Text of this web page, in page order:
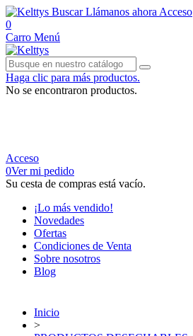
Buscar Llámanos ahora Acceso
0
Carro Menú
Haga clic para más productos.
No se encontraron productos.
Acceso
0Ver mi pedido
Su cesta de compras está vacío.
¡Lo más vendido!
Novedades
Ofertas
Condiciones de Venta
Sobre nosotros
Blog
Inicio
>